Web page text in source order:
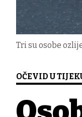
Tri su osobe
OČEVID U